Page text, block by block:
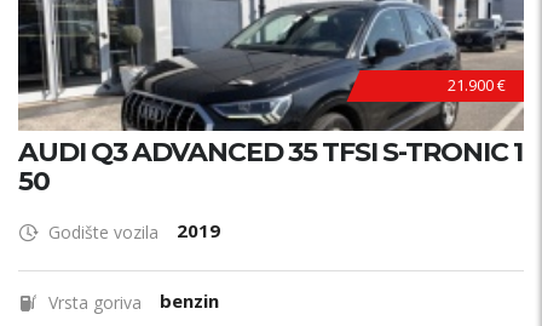
21.900 €
AUDI Q3 ADVANCED 35 TFSI S-TRONIC 1
50
Godište vozila 2019
Vrsta goriva benzin